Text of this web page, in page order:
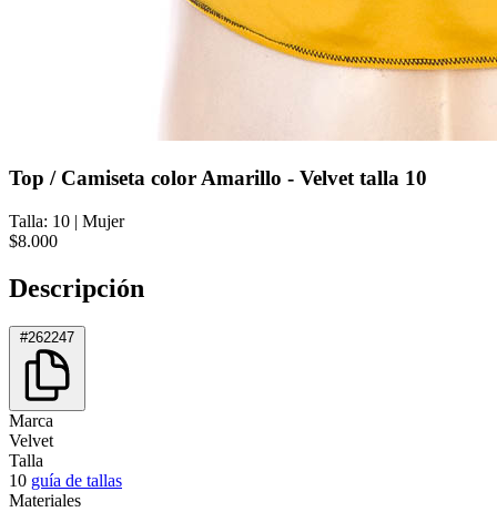
Top / Camiseta color Amarillo - Velvet talla 10
Talla: 10 | Mujer
$8.000
Descripción
#262247
Marca
Velvet
Talla
10 guía de tallas
Materiales